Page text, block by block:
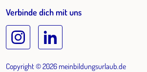
Verbinde dich mit uns
Copyright © 2026 meinbildungsurlaub.de